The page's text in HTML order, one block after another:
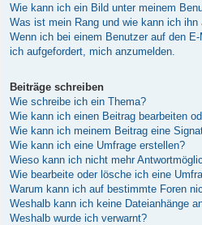
Wie kann ich ein Bild unter meinem
Was ist mein Rang und wie kann ich ihn
Wenn ich bei einem Benutzer auf den
ich aufgefordert, mich anzumelden.
Beiträge schreiben
Wie schreibe ich ein Thema?
Wie kann ich einen Beitrag bearbeiten
Wie kann ich meinem Beitrag eine
Wie kann ich eine Umfrage erstellen?
Wieso kann ich nicht mehr
Wie bearbeite oder lösche ich eine
Warum kann ich auf bestimmte Foren
Weshalb kann ich keine Dateianhänge
Weshalb wurde ich verwarnt?